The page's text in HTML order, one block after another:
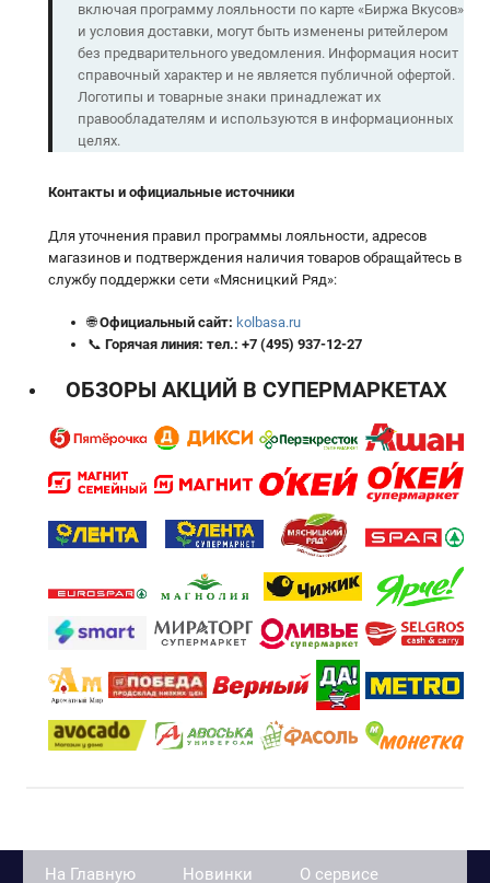
включая программу лояльности по карте «Биржа Вкусов»
и условия доставки, могут быть изменены ритейлером
без предварительного уведомления. Информация носит
справочный характер и не является публичной офертой.
Логотипы и товарные знаки принадлежат их
правообладателям и используются в информационных
целях.
Контакты и официальные источники
Для уточнения правил программы лояльности, адресов
магазинов и подтверждения наличия товаров обращайтесь в
службу поддержки сети «Мясницкий Ряд»:
🌐Официальный сайт: kolbasa.ru
📞 Горячая линия: тел.: +7 (495) 937-12-27
ОБЗОРЫ АКЦИЙ В СУПЕРМАРКЕТАХ
На Главную Новинки О сервисе